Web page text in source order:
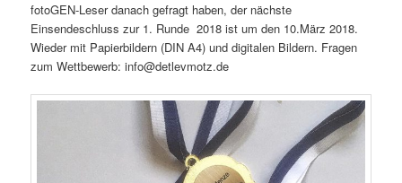
fotoGEN-Leser danach gefragt haben, der nächste
Einsendeschluss zur 1. Runde 2018 ist um den 10.März 2018.
Wieder mit Papierbildern (DIN A4) und digitalen Bildern. Fragen
zum Wettbewerb: info@detlevmotz.de